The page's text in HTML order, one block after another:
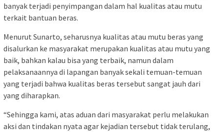
banyak terjadi penyimpangan dalam hal kualitas atau mutu
terkait bantuan beras.
Menurut Sunarto, seharusnya kualitas atau mutu beras yang
disalurkan ke masyarakat merupakan kualitas atau mutu yang
baik, bahkan kalau bisa yang terbaik, namun dalam
pelaksanaannya di lapangan banyak sekali temuan-temuan
yang terjadi bahwa kualitas beras tersebut sangat jauh dari
yang diharapkan.
“Sehingga kami, atas aduan dari masyarakat perlu melakukan
aksi dan tindakan nyata agar kejadian tersebut tidak terulang,